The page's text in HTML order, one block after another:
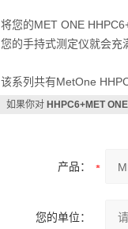
将您的MET ONE
您的手持式测定仪就会充
该系列共有MetOne
如果你对 HHPC6+MET
产品：
您的单位：